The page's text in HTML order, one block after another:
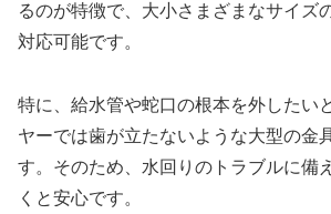
るのが特徴で、大小さまざまなサイズ
対応可能です。
特に、給水管や蛇口の根本を外したい
ヤーでは歯が立たないような大型の金
す。そのため、水回りのトラブルに備
くと安心です。